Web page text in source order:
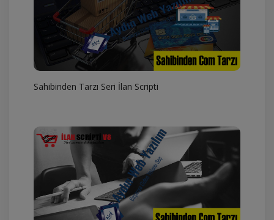
Sahibinden Tarzı Seri İlan Scripti